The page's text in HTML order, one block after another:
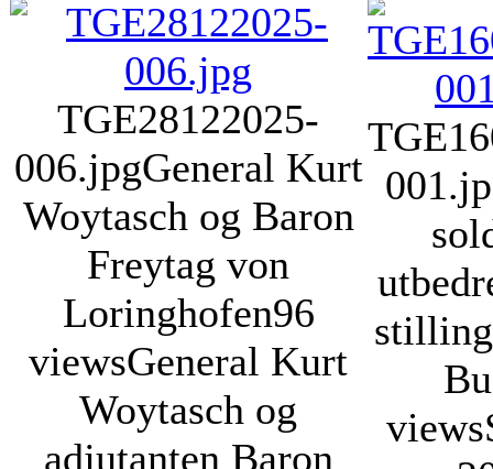
TGE28122025-
006.jpgGeneral Kurt
Woytasch og Baron
Freytag von
Loringhofen96
viewsGeneral Kurt
Woytasch og
adjutanten Baron
views